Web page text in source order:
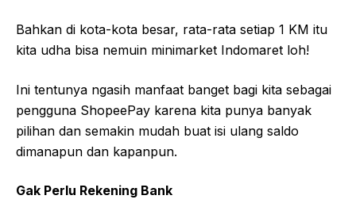
Bahkan di kota-kota besar, rata-rata setiap 1 KM itu
kita udha bisa nemuin minimarket Indomaret loh!
Ini tentunya ngasih manfaat banget bagi kita sebagai
pengguna ShopeePay karena kita punya banyak
pilihan dan semakin mudah buat isi ulang saldo
dimanapun dan kapanpun.
Gak Perlu Rekening Bank